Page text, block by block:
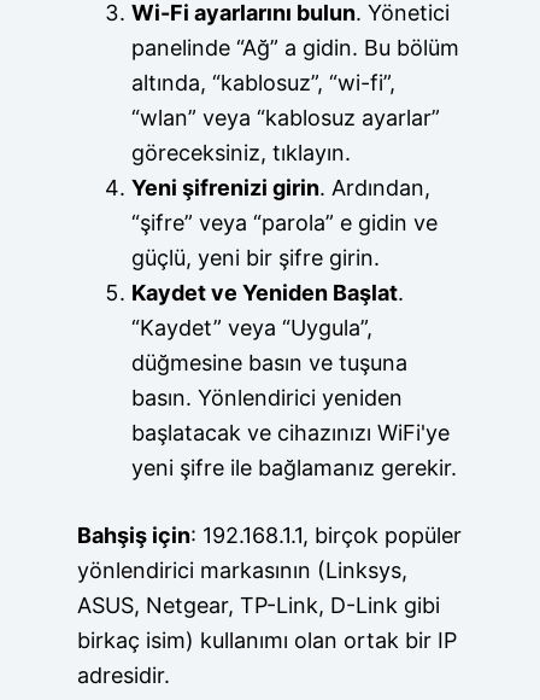
Wi-Fi ayarlarını bulun. Yönetici
panelinde “Ağ” a gidin. Bu bölüm
altında, “kablosuz”, “wi-fi”,
“wlan” veya “kablosuz ayarlar”
göreceksiniz, tıklayın.
Yeni şifrenizi girin. Ardından,
“şifre” veya “parola” e gidin ve
güçlü, yeni bir şifre girin.
Kaydet ve Yeniden Başlat.
“Kaydet” veya “Uygula”,
düğmesine basın ve tuşuna
basın. Yönlendirici yeniden
başlatacak ve cihazınızı WiFi'ye
yeni şifre ile bağlamanız gerekir.
Bahşiş için: 192.168.1.1, birçok popüler
yönlendirici markasının (Linksys,
ASUS, Netgear, TP-Link, D-Link gibi
birkaç isim) kullanımı olan ortak bir IP
adresidir.